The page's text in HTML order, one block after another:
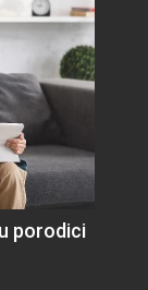
porodici